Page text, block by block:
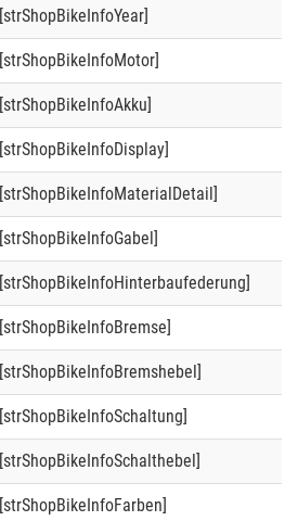
[strShopBikeInfoYear]
[strShopBikeInfoMotor]
[strShopBikeInfoAkku]
[strShopBikeInfoDisplay]
[strShopBikeInfoMaterialDetail]
[strShopBikeInfoGabel]
[strShopBikeInfoHinterbaufederung]
[strShopBikeInfoBremse]
[strShopBikeInfoBremshebel]
[strShopBikeInfoSchaltung]
[strShopBikeInfoSchalthebel]
[strShopBikeInfoFarben]